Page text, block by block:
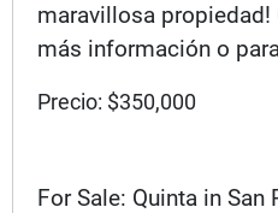
maravillosa propiedad!
más información o
Precio: $350,000
For Sale: Quinta in San